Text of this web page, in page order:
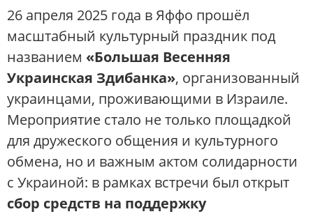
26 апреля 2025 года в Яффо прошёл
масштабный культурный праздник под
названием «Большая Весенняя
Украинская Здибанка», организованный
украинцами, проживающими в Израиле.
Мероприятие стало не только площадкой
для дружеского общения и культурного
обмена, но и важным актом солидарности
с Украиной: в рамках встречи был открыт
сбор средств на поддержку